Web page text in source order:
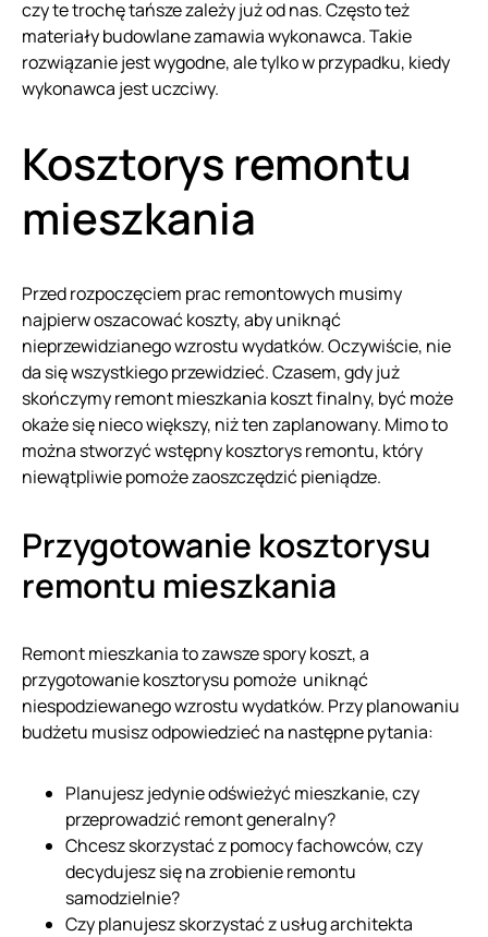
czy te trochę tańsze zależy już od nas. Często też
materiały budowlane zamawia wykonawca. Takie
rozwiązanie jest wygodne, ale tylko w przypadku, kiedy
wykonawca jest uczciwy.
Kosztorys remontu
mieszkania
Przed rozpoczęciem prac remontowych musimy
najpierw oszacować koszty, aby uniknąć
nieprzewidzianego wzrostu wydatków. Oczywiście, nie
da się wszystkiego przewidzieć. Czasem, gdy już
skończymy remont mieszkania koszt finalny, być może
okaże się nieco większy, niż ten zaplanowany. Mimo to
można stworzyć wstępny kosztorys remontu, który
niewątpliwie pomoże zaoszczędzić pieniądze.
Przygotowanie kosztorysu
remontu mieszkania
Remont mieszkania to zawsze spory koszt, a
przygotowanie kosztorysu pomoże uniknąć
niespodziewanego wzrostu wydatków. Przy planowaniu
budżetu musisz odpowiedzieć na następne pytania:
Planujesz jedynie odświeżyć mieszkanie, czy
przeprowadzić remont generalny?
Chcesz skorzystać z pomocy fachowców, czy
decydujesz się na zrobienie remontu
samodzielnie?
Czy planujesz skorzystać z usług architekta